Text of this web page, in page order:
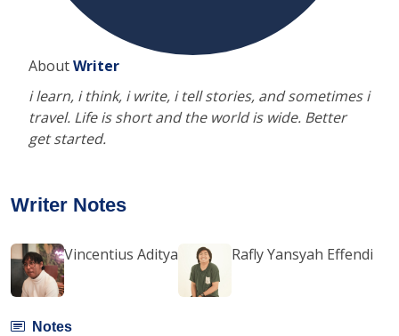
AboutWriter
i learn, i think, i write, i tell stories, and sometimes i
travel. Life is short and the world is wide. Better
get started.
Writer Notes
Vincentius Aditya Rafly Yansyah Effendi
Notes